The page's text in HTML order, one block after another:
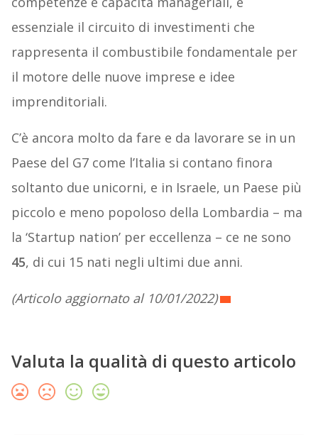
essenziale il circuito di investimenti che
rappresenta il combustibile fondamentale per
il motore delle nuove imprese e idee
imprenditoriali.
C’è ancora molto da fare e da lavorare se in un
Paese del G7 come l’Italia si contano finora
soltanto due unicorni, e in Israele, un Paese più
piccolo e meno popoloso della Lombardia – ma
la ‘Startup nation’ per eccellenza – ce ne sono
45, di cui 15 nati negli ultimi due anni.
(Articolo aggiornato al 10/01/2022)
Valuta la qualità di questo articolo